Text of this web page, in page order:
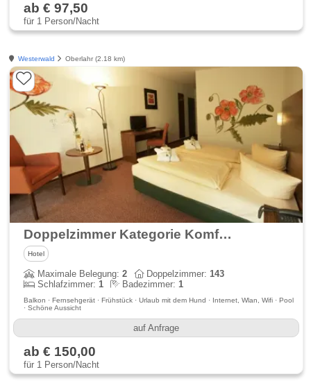
ab € 97,50
für 1 Person/Nacht
Westerwald Oberlahr (2.18 km)
Doppelzimmer Kategorie Komfort
Hotel
Maximale Belegung:2 Doppelzimmer:143
Schlafzimmer:1 Badezimmer:1
Balkon · Fernsehgerät · Frühstück · Urlaub mit dem Hund · Internet, Wlan, Wifi · Pool
· Schöne Aussicht
auf Anfrage
ab € 150,00
für 1 Person/Nacht